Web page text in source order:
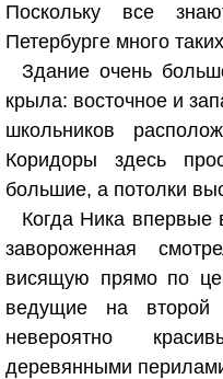
Поскольку все
Петербурге много
Здание очень
крыла: восточное и
школьников
Коридоры здесь
большие, а потолки
Когда Ника впервые
завороженная
висящую прямо по
ведущие на
невероятно
деревянными